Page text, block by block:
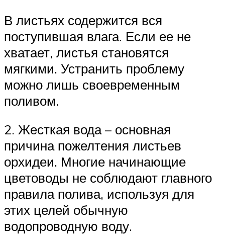
В листьях содержится вся
поступившая влага. Если ее не
хватает, листья становятся
мягкими. Устранить проблему
можно лишь своевременным
поливом.
2. Жесткая вода – основная
причина пожелтения листьев
орхидеи. Многие начинающие
цветоводы не соблюдают главного
правила полива, используя для
этих целей обычную
водопроводную воду.